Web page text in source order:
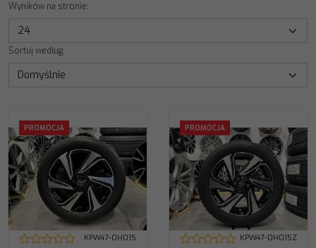
Wyników na stronie:
Sortuj według:
PROMOCJA
KPW47-0H015
PROMOCJA
KPW47-0H015Z
Oryginalne koła zimowe 17
4x100 ET40 54.1 Toyota AYGO X
PW47-0H015
Kod producenta: PW47-
0H015-MB
Przeznaczenie: zimowe
Parametry felgi: 17x5 4x100
ET40 54.1
Pochodzenie
Oryginalny
(OEM)
Parametry opony : 175/65R17